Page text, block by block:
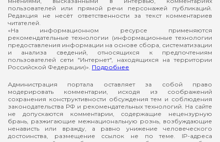
пользователей или прямой речи персонажей публикаций.
Редакция не несёт ответственности за текст комментариев
читателей.
«На информационном ресурсе применяются
рекомендательные технологии (информационные технологии
предоставления информации на основе сбора, систематизации
и анализа сведений, относящихся к предпочтениям
пользователей сети "Интернет", находящихся на территории
Российской Федерации)». Подробнее
Администрация портала оставляет за собой право
модерировать комментарии, исходя из соображений
сохранения конструктивности обсуждения тем и соблюдения
законодательства РФ и рекомендательных технологий. На сайте
не допускаются комментарии, содержащие нецензурную
брань, разжигающие межнациональную рознь, возбуждающие
ненависть или вражду, а равно унижение человеческого
достоинства, размещение ссылок не по теме. IP-адреса